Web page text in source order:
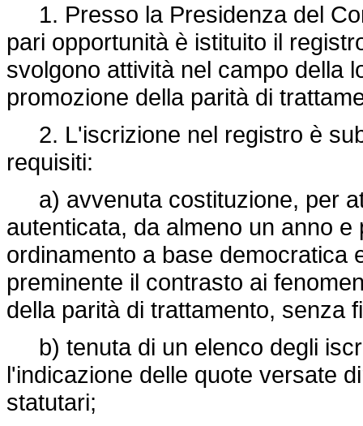
1. Presso la Presidenza del
pari opportunità è istituito il
svolgono attività nel campo della
promozione della parità di
2. L'iscrizione nel registro è
requisiti:
a) avvenuta costituzione, per
autenticata, da almeno un anno
ordinamento a base democratica
preminente il contrasto ai
della parità di trattamento, senza
b) tenuta di un elenco degli
l'indicazione delle quote versate
statutari;